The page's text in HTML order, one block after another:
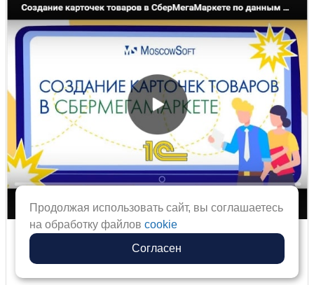
Создание карточек товаров в
МегаМаркете по данным из 1С
Продолжая использовать сайт, вы соглашаетесь
на обработку файловcookie
Согласен